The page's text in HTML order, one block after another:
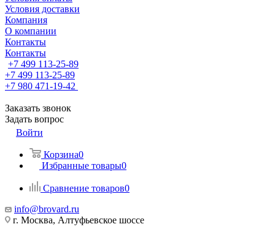
Условия доставки
Компания
О компании
Контакты
Контакты
+7 499 113-25-89
+7 499 113-25-89
+7 980 471-19-42
Заказать звонок
Задать вопрос
Войти
Корзина0
Избранные товары0
Сравнение товаров0
info@brovard.ru
г. Москва, Алтуфьевское шоссе